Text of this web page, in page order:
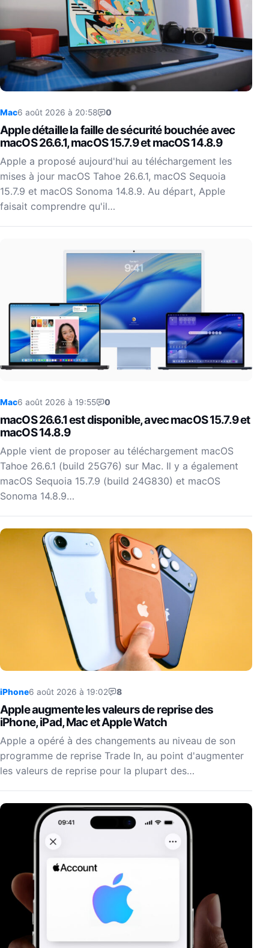
Mac6 août 2026 à 20:58 0
Apple détaille la faille de sécurité bouchée avec
macOS 26.6.1, macOS 15.7.9 et macOS 14.8.9
Apple a proposé aujourd'hui au téléchargement les
mises à jour macOS Tahoe 26.6.1, macOS Sequoia
15.7.9 et macOS Sonoma 14.8.9. Au départ, Apple
faisait comprendre qu'il…
Mac6 août 2026 à 19:55 0
macOS 26.6.1 est disponible, avec macOS 15.7.9 et
macOS 14.8.9
Apple vient de proposer au téléchargement macOS
Tahoe 26.6.1 (build 25G76) sur Mac. Il y a également
macOS Sequoia 15.7.9 (build 24G830) et macOS
Sonoma 14.8.9…
iPhone6 août 2026 à 19:02 8
Apple augmente les valeurs de reprise des
iPhone, iPad, Mac et Apple Watch
Apple a opéré à des changements au niveau de son
programme de reprise Trade In, au point d'augmenter
les valeurs de reprise pour la plupart des…